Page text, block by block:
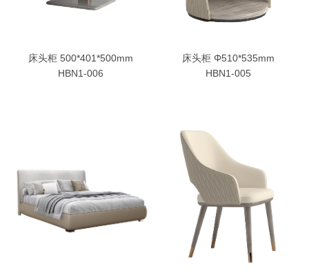
床头柜 500*401*500mm
HBN1-006
床头柜 Φ510*535mm
HBN1-005